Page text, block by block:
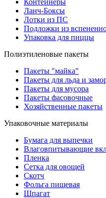
Контейнеры
Ланч-Боксы
Лотки из ПС
Подложки из
Упаковка для пиццы
Полиэтиленовые пакеты
Пакеты "майка"
Пакеты для льда и
Пакеты для мусора
Пакеты фасовочные
Хозяйственные пакеты
Упаковочные материалы
Бумага для выпечки
Влаговпитывающие
Пленка
Сетка для овощей
Скотч
Фольга пищевая
Шпагат